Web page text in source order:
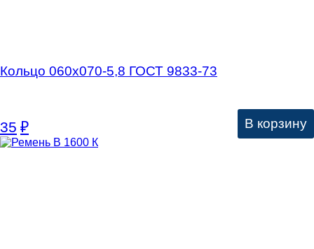
Кольцо 060х070-5,8 ГОСТ 9833-73
35 ₽ В корзину